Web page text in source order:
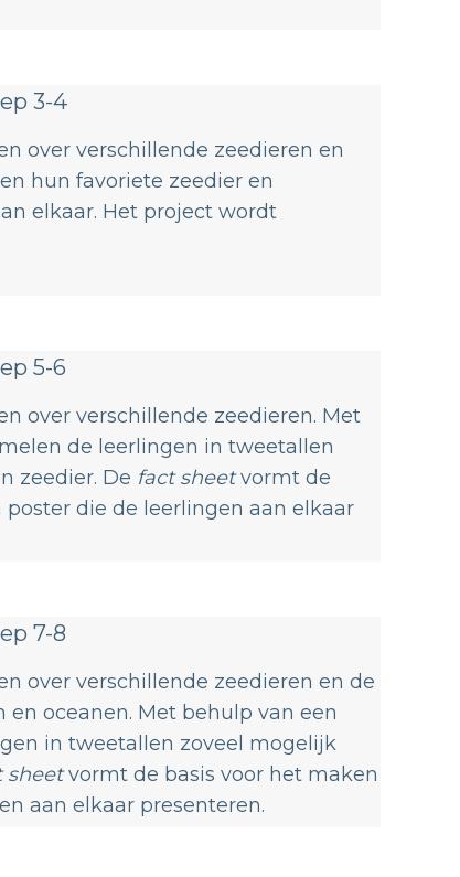
3-4
over verschillende zeedieren en
hun favoriete zeedier en
elkaar. Het project wordt
5-6
over verschillende zeedieren. Met
de leerlingen in tweetallen
zeedier. De fact sheetvormt de
die de leerlingen aan elkaar
7-8
over verschillende zeedieren en de
oceanen. Met behulp van een
in tweetallen zoveel mogelijk
sheetvormt de basis voor het maken
aan elkaar presenteren.